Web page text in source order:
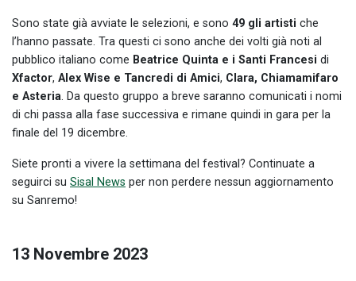
Sono state già avviate le selezioni, e sono 49 gli artisti che
l’hanno passate. Tra questi ci sono anche dei volti già noti al
pubblico italiano come Beatrice Quinta e i Santi Francesi di
Xfactor, Alex Wise e Tancredi di Amici, Clara, Chiamamifaro
e Asteria. Da questo gruppo a breve saranno comunicati i nomi
di chi passa alla fase successiva e rimane quindi in gara per la
finale del 19 dicembre.
Siete pronti a vivere la settimana del festival? Continuate a
seguirci su Sisal News per non perdere nessun aggiornamento
su Sanremo!
13 Novembre 2023